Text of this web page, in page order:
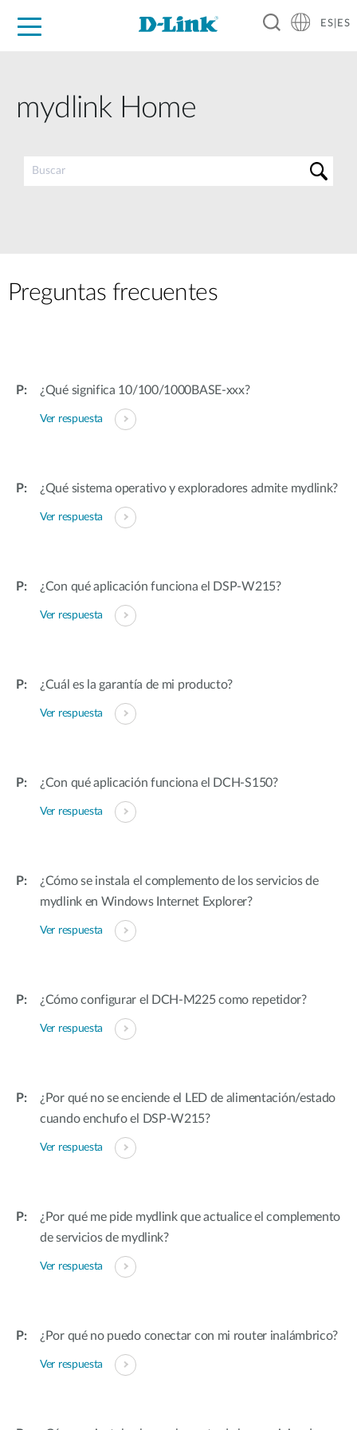
ES|ES
mydlink Home
Preguntas frecuentes
¿Qué significa 10/100/1000BASE-xxx?
Ver respuesta
¿Qué sistema operativo y exploradores admite mydlink?
Ver respuesta
¿Con qué aplicación funciona el DSP-W215?
Ver respuesta
¿Cuál es la garantía de mi producto?
Ver respuesta
¿Con qué aplicación funciona el DCH-S150?
Ver respuesta
¿Cómo se instala el complemento de los servicios de
mydlink en Windows Internet Explorer?
Ver respuesta
¿Cómo configurar el DCH-M225 como repetidor?
Ver respuesta
¿Por qué no se enciende el LED de alimentación/estado
cuando enchufo el DSP-W215?
Ver respuesta
¿Por qué me pide mydlink que actualice el complemento
de servicios de mydlink?
Ver respuesta
¿Por qué no puedo conectar con mi router inalámbrico?
Ver respuesta